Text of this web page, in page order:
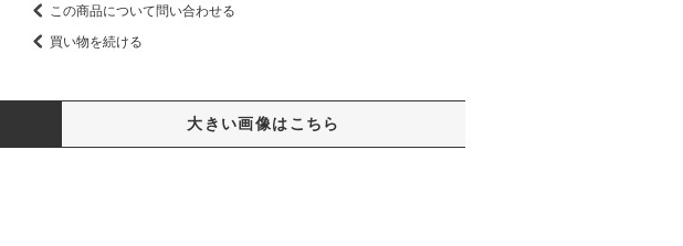
この商品について問い合わせる
買い物を続ける
大きい画像はこちら